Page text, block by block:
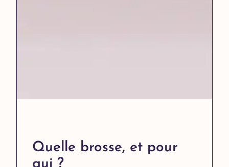
Quelle brosse, et pour
qui ?